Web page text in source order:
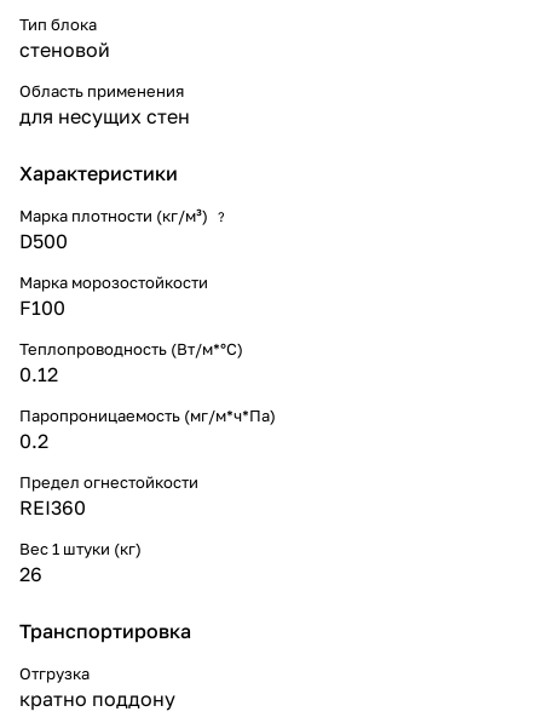
Тип блока
стеновой
Область применения
для несущих стен
Характеристики
Марка плотности (кг/м³) ?
D500
Марка морозостойкости
F100
Теплопроводность (Вт/м*°С)
0.12
Паропроницаемость (мг/м*ч*Па)
0.2
Предел огнестойкости
REI360
Вес 1 штуки (кг)
26
Транспортировка
Отгрузка
кратно поддону